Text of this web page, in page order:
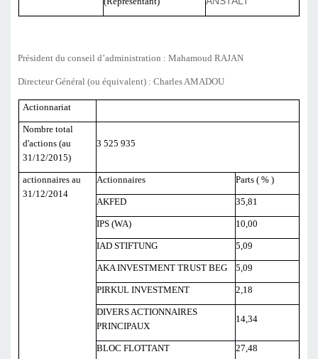
Président du conseil d’administration : Mahamoud RAJAN
Directeur Général (ou équivalent) : Charles AMADOU
Actionnariat
Nombre total
d'actions (au
31/12/2015)
3 525 935
actionnaires au
31/12/2014
Actionnaires Parts ( % )
AKFED 35,81
IPS (WA) 10,00
IAD STIFTUNG 5,09
AKA INVESTMENT TRUST BEG 5,09
PIRKUL INVESTMENT 2,18
DIVERS ACTIONNAIRES
PRINCIPAUX
14,34
BLOC FLOTTANT 27,48